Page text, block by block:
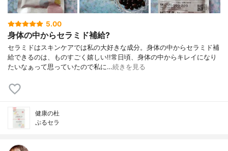
5.00
身体の中からセラミド補給?
セラミドはスキンケアでは私の大好きな成分。身体の中からセラミド補
給できるのは、ものすごく嬉しい!!常日頃、身体の中からキレイになり
たいなぁって思っていたので私に…続きを見る
健康の杜
ぷるセラ